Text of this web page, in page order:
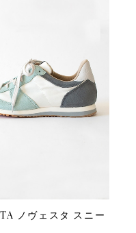
ノヴェスタ スニー